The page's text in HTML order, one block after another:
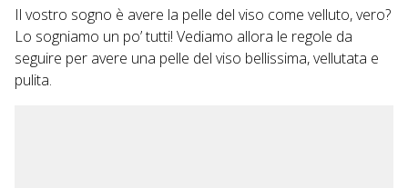
Il vostro sogno è avere la pelle del viso come velluto, vero?
Lo sogniamo un po’ tutti! Vediamo allora le regole da
seguire per avere una pelle del viso bellissima, vellutata e
pulita.